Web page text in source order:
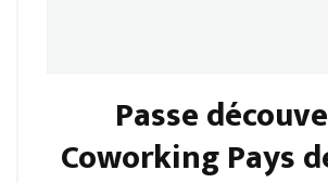
Passe
Coworking Pays